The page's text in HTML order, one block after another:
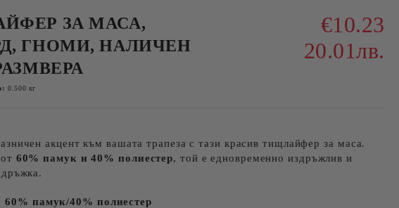
ЗА МАСА,
ГНОМИ, НАЛИЧЕН
€10.23
20.01лв.
0.500 кг
акцент към вашата трапеза с тази красив тищлайфер за маса.
60% памук и 40% полиестер, той е едновременно издръжлив и
60% памук/40% полиестер